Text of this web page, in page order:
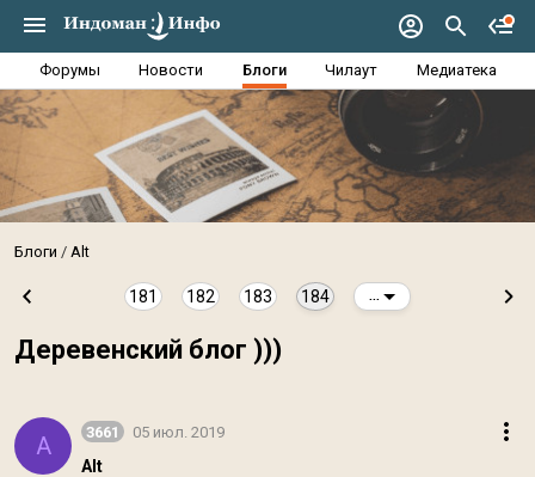
Форумы Новости Блоги Чилаут Медиатека
Блоги Alt
181 182 183 184
Деревенский блог )))
A 3661 05 июл. 2019
Alt